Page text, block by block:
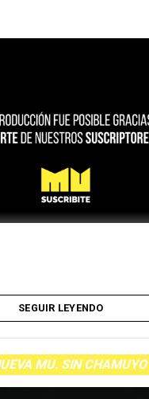
SEGUIR LEYENDO
MU. SIN CHAMUYO